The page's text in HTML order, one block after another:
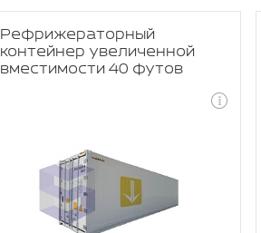
Рефрижераторный
контейнер увеличенной
вместимости 40 футов